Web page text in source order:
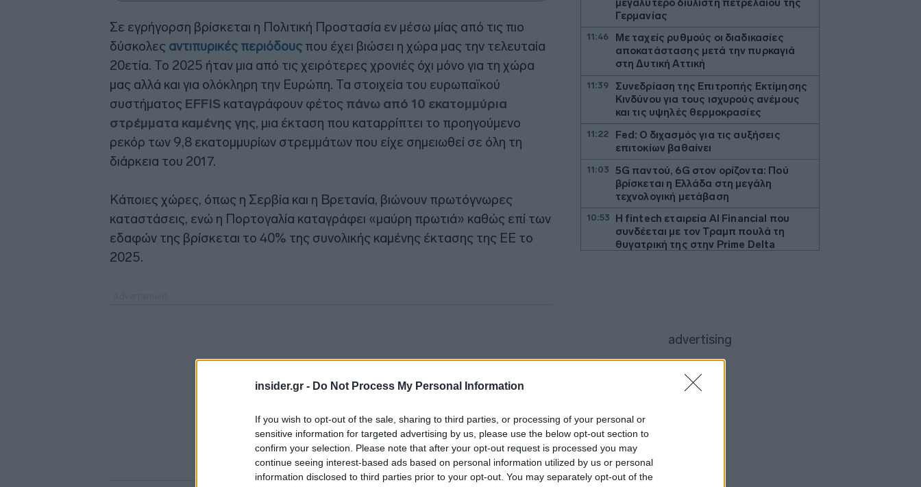
insider.gr - Do Not Process My Personal Information
If you wish to opt-out of the sale, sharing to third parties, or processing of your personal or
sensitive information for targeted advertising by us, please use the below opt-out section to
confirm your selection. Please note that after your opt-out request is processed you may
continue seeing interest-based ads based on personal information utilized by us or personal
information disclosed to third parties prior to your opt-out. You may separately opt-out of the
Σε εγρήγορση βρίσκεται η Πολιτική Προστασία εν μέσω μίας από τις πιο
δύσκολες αντιπυρικές περιόδους που έχει βιώσει η χώρα μας την τελευταία
20ετία. Το 2025 ήταν μια από τις χειρότερες χρονιές όχι μόνο για τη χώρα
μας αλλά και για ολόκληρη την Ευρώπη. Τα στοιχεία του ευρωπαϊκού
συστήματος EFFIS καταγράφουν φέτος πάνω από 10 εκατομμύρια
στρέμματα καμένης γης, μια έκταση που καταρρίπτει το προηγούμενο
ρεκόρ των 9,8 εκατομμυρίων στρεμμάτων που είχε σημειωθεί σε όλη τη
διάρκεια του 2017.
Κάποιες χώρες, όπως η Σερβία και η Βρετανία, βιώνουν πρωτόγνωρες
καταστάσεις, ενώ η Πορτογαλία καταγράφει «μαύρη πρωτιά» καθώς επί των
εδαφών της βρίσκεται το 40% της συνολικής καμένης έκτασης της ΕΕ το
2025.
Γερμανίας
11:46
Με ταχείς ρυθμούς οι διαδικασίες
αποκατάστασης μετά την πυρκαγιά
στη Δυτική Αττική
11:39
Συνεδρίαση της Επιτροπής Εκτίμησης
Κινδύνου για τους ισχυρούς ανέμους
και τις υψηλές θερμοκρασίες
11:22
Fed: Ο διχασμός για τις αυξήσεις
επιτοκίων βαθαίνει
11:03
5G παντού, 6G στον ορίζοντα: Πού
βρίσκεται η Ελλάδα στη μεγάλη
τεχνολογική μετάβαση
10:53
Η fintech εταιρεία AI Financial που
συνδέεται με τον Τραμπ πουλά τη
θυγατρική της στην Prime Delta
Κολομβία: Ο Αμπελάρδο ντε λα
Υπ. Εργασίας: Ο «χάρτης» των
περίοδο 10 έως 14 Αυγούστου
10:21 Health Monitoring: Η εθνική υποδομή
για αξιοποίηση δεδομένων υγείας
προς όφελος των πολιτών